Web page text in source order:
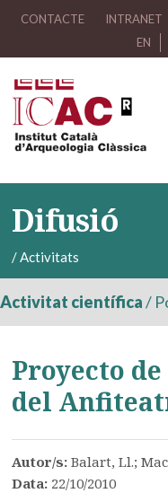
CONTACTE INTRANET
EN
Difusió
/Activitats
Activitat científica/
Proyecto
del
Autor/s:Balart, Ll.;
Data: 22/10/2010